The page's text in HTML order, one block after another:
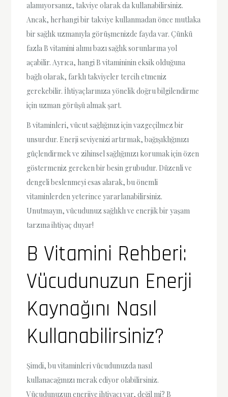
alamıyorsanız, takviye olarak da kullanabilirsiniz.
Ancak, herhangi bir takviye kullanmadan önce mutlaka
bir sağlık uzmanıyla görüşmenizde fayda var. Çünkü
fazla B vitamini alımı bazı sağlık sorunlarına yol
açabilir. Ayrıca, hangi B vitamininin eksik olduğuna
bağlı olarak, farklı takviyeler tercih etmeniz
gerekebilir. İhtiyaçlarınıza yönelik doğru bilgilendirme
için uzman görüşü almak şart.
B vitaminleri, vücut sağlığınız için vazgeçilmez bir
unsurdur. Enerji seviyenizi artırmak, bağışıklığınızı
güçlendirmek ve zihinsel sağlığınızı korumak için özen
göstermeniz gereken bir besin grubudur. Düzenli ve
dengeli beslenmeyi esas alarak, bu önemli
vitaminlerden yeterince yararlanabilirsiniz.
Unutmayın, vücudunuz sağlıklı ve enerjik bir yaşam
tarzına ihtiyaç duyar!
B Vitamini Rehberi:
Vücudunuzun Enerji
Kaynağını Nasıl
Kullanabilirsiniz?
Şimdi, bu vitaminleri vücudunuzda nasıl
kullanacağınızı merak ediyor olabilirsiniz.
Vücudunuzun enerjiye ihtiyacı var, değil mi? B